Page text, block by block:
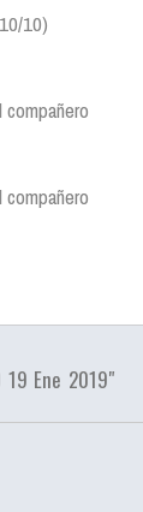
10)
Ene 2019"